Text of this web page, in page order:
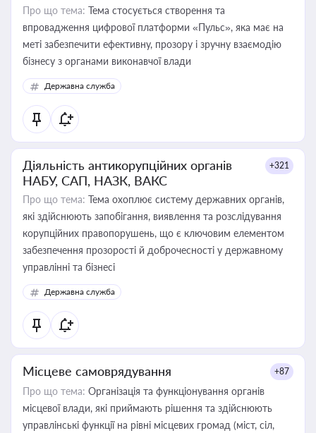
Про що тема: Тема стосується створення та
впровадження цифрової платформи «Пульс», яка має на
меті забезпечити ефективну, прозору і зручну взаємодію
бізнесу з органами виконавчої влади
Державна служба
Діяльність антикорупційних органів
НАБУ, САП, НАЗК, ВАКС
+321
Про що тема: Тема охоплює систему державних органів,
які здійснюють запобігання, виявлення та розслідування
корупційних правопорушень, що є ключовим елементом
забезпечення прозорості й доброчесності у державному
управлінні та бізнесі
Державна служба
Місцеве самоврядування +87
Про що тема: Організація та функціонування органів
місцевої влади, які приймають рішення та здійснюють
управлінські функції на рівні місцевих громад (міст, сіл,